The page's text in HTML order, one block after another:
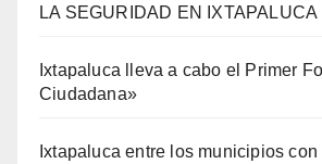
LA SEGURIDAD EN IXTAPALUCA
Ixtapaluca lleva a cabo el Primer
Ciudadana»
Ixtapaluca entre los municipios con